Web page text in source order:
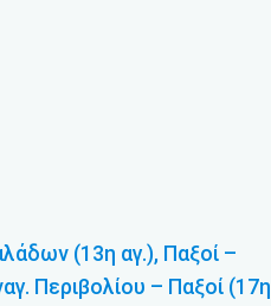
(13η αγ.), Παξοί –
Περιβολίου – Παξοί (17η